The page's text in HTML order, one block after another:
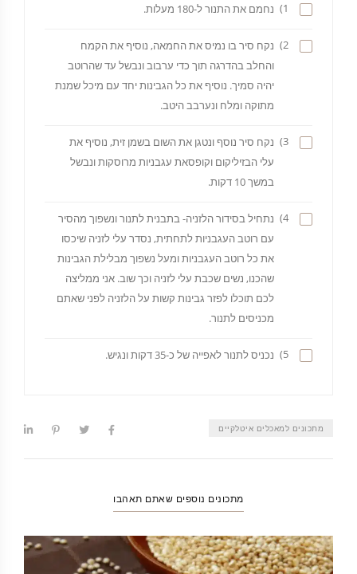
1) נחמם את התנור ל-180 מעלות.
2)
נקח סיר בו נמיס את החמאה, נוסיף את הקמח
והחלב בהדרגה תוך כדי ערבוב ונבשל עד שהרוטב
יהיה סמיך. נוסיף את כל הגבינות יחד עם מיכל שמנת
מתוקה ומלח ונערבב היטב.
3)
נקח סיר נוסף ונטגן את השום בשמן זית, נוסיף את
עלי הבזיליקום וקופסאת עגבניות מרוסקות ונבשל
במשך 10 דקות.
4)
נתחיל בסידור הלזניה- בתבנית לתנור ונשפוך מהסיר
עם רוטב העגבניות לתחתית, נסדר עלי לזניה שיכסו
את כל רוטב העגבניות ומעל נשפוך מבלילת הגבינות
שהכנו, נשים שכבת עלי לזניה וכך שוב. אני ממליצה
לכם תוכלו לפזר גבינות קשות על הלזניה לפני שאתם
מכניסים לתנור.
5) נכניס לתנור לאפייה של כ-35 דקות ונגיש.
מתכונים למאכלים איטלקיים
מתכונים נוספים שאתם תאהבו